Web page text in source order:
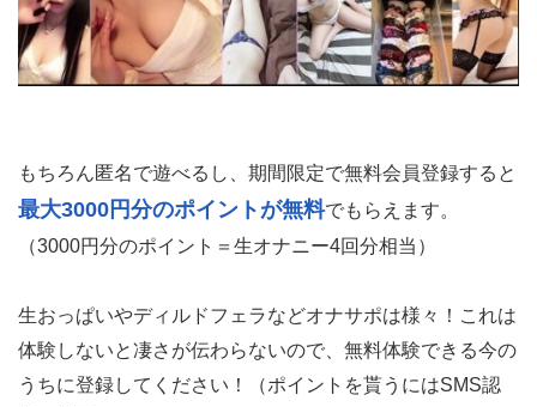
もちろん匿名で遊べるし、期間限定で無料会員登録すると
最大3000円分のポイントが無料でもらえます。
（3000円分のポイント＝生オナニー4回分相当）
生おっぱいやディルドフェラなどオナサポは様々！これは
体験しないと凄さが伝わらないので、無料体験できる今の
うちに登録してください！（ポイントを貰うにはSMS認